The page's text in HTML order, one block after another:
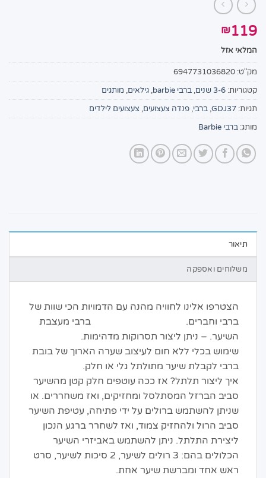
₪119
המלאי אזל
מק"ט: 6947731036820
קטגוריות: 3-6 שנים , ברבי barbie , גילאים, מותגים
תגיות: GDJ37
, ברבי, פנדה צעצועים, צעצועים לילדים
מותג: ברבי Barbie
תיאור
משלוחים ואספקה
הצטרפו אלינו לחוויה מהנה עם הדמויות הכי שוות של
ברבי וחברים. ברבי מעצבת
השיער. – ניתן ליצור תסרוקות מדהימות.
שימוש בכלי ללא חום לעיצוב שערה הארוך של בובת
ברבי לקבלת שיער מתולתל גלי או חלק.
איך ליצור תלתל? אז ככה עוטפים חלק קטן מהשיער
סביב הברזל המסתלסל ומחזיקים, ואז משחררים. או
שניתן להשתמש ברולים על ידי פתיחה, עטיפת השיער
סביב הרול ולהחזיק צמוד, ואז לשחרר ברגע הנכון
ליצירת התלתל. ניתן להשתמש באביזרי השיער
הכלולים בהם: 3 רולים לשיער, 2 סיכות לשיער, סרט
ראש אחד ומברשת שיער אחת.